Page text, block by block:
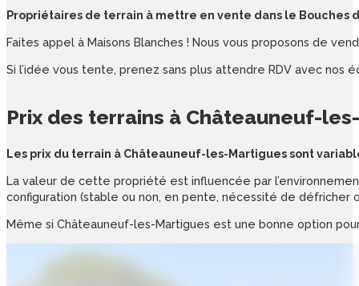
Propriétaires de terrain à mettre en vente dans le Bouches
Faites appel à Maisons Blanches ! Nous vous proposons de
Si l’idée vous tente, prenez sans plus attendre RDV avec nos
Prix des terrains à Châteauneuf-
Les prix du terrain à Châteauneuf-les-Martigues sont
La valeur de cette propriété est influencée par
configuration (stable ou non, en pente, nécessité de défricher
Même si Châteauneuf-les-Martigues est une bonne option